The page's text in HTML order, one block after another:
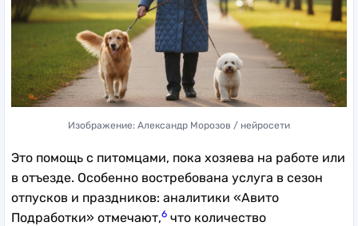
Изображение: Александр Морозов / нейросети
Это помощь с питомцами, пока хозяева на работе или
в отъезде. Особенно востребована услуга в сезон
отпусков и праздников: аналитики «Авито
Подработки» отмечают,6 что количество